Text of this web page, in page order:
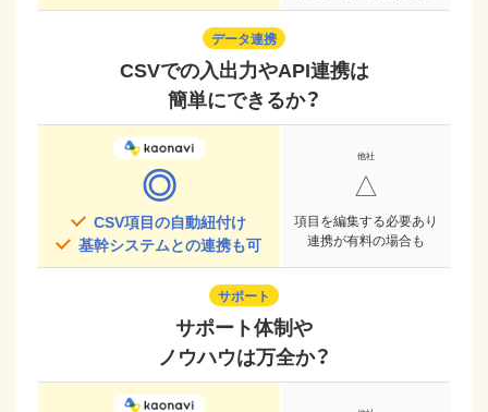
データ連携
CSVでの入出力やAPI連携は
簡単にできるか？
◎
CSV項目の自動紐付け
基幹システムとの連携も可
△
項目を編集する必要あり
連携が有料の場合も
サポート
サポート体制や
ノウハウは万全か？